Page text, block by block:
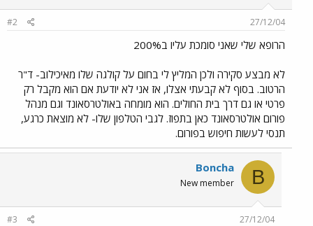
27/12/04
#2
הרופא שלי שאני סומכת עליו ב200%
לא מבצע סקירה ולכן המליץ לי בחום על קולגה שלו מאיכילוב- ד"ר
הרטוב. בסוף לא קבעתי אצלו, אז אני לא יודעת אם הוא מקבל רק
פרטי או גם דרך בית החולים. הוא מומחה באולטרסאונד וגם מנהל
פורום אולטרסאונד כאן בתפוז. לגבי הטלפון שלו- לא מוצאת כרגע,
תנסי לעשות חיפוש בפורום.
B
Boncha
New member
27/12/04
#3